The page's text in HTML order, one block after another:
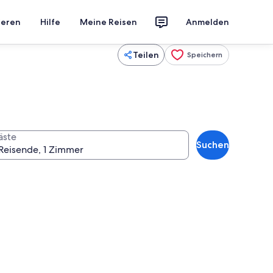
Hilfe Meine Reisen Anmelden
Teilen Speichern
Suchen